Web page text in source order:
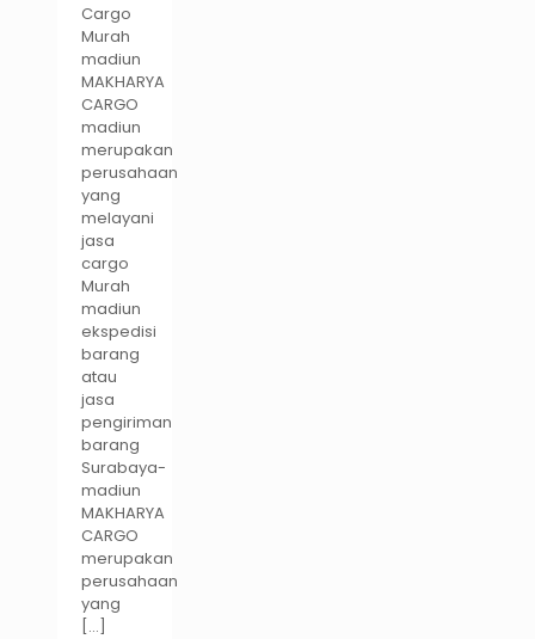
Cargo
Murah
madiun
MAKHARYA
CARGO
madiun
merupakan
perusahaan
yang
melayani
jasa
cargo
Murah
madiun
ekspedisi
barang
atau
jasa
pengiriman
barang
Surabaya-
madiun
MAKHARYA
CARGO
merupakan
perusahaan
yang
[…]